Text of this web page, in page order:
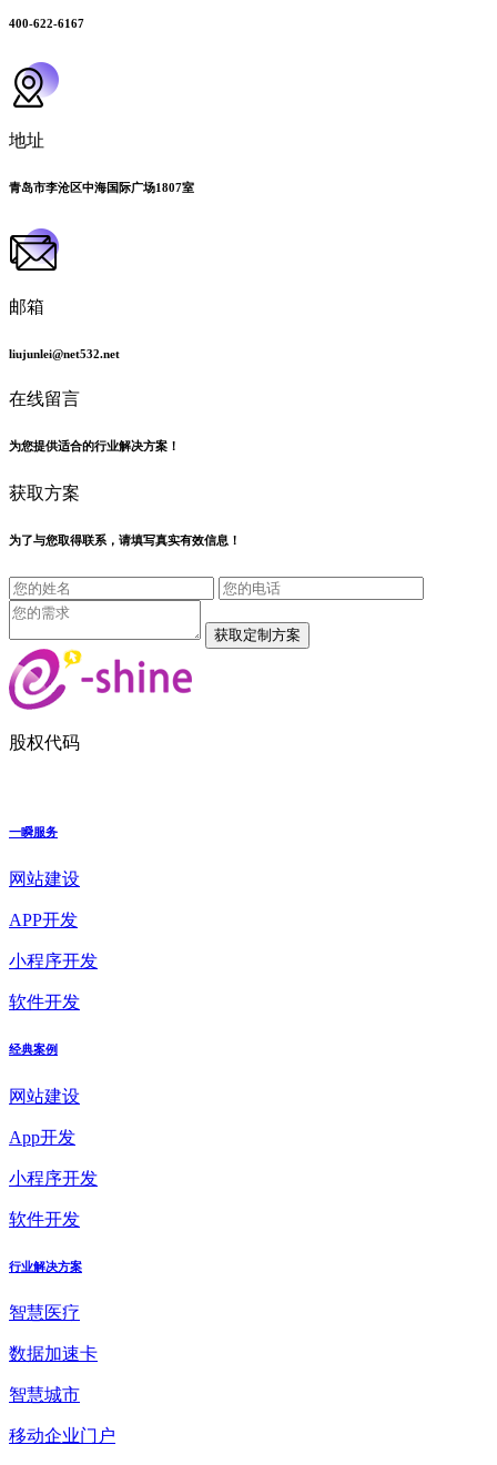
400-622-6167
地址
青岛市李沧区中海国际广场1807室
邮箱
liujunlei@net532.net
在线留言
为您提供适合的行业解决方案！
获取方案
为了与您取得联系，请填写真实有效信息！
股权代码
一瞬服务
网站建设
APP开发
小程序开发
软件开发
经典案例
网站建设
App开发
小程序开发
软件开发
行业解决方案
智慧医疗
数据加速卡
智慧城市
移动企业门户